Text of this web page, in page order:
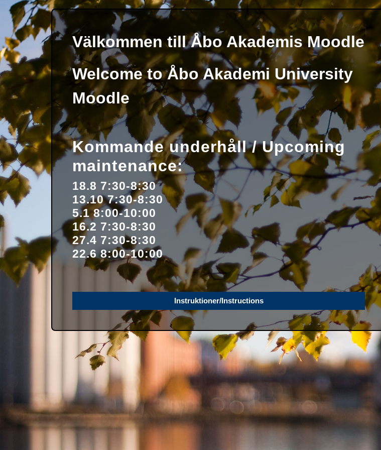
Gå direkt till huvudinnehåll
Välkommen till Åbo Akademis Moodle
Welcome to Åbo Akademi University
Moodle
Kommande underhåll / Upcoming
maintenance:
18.8 7:30-8:30
13.10 7:30-8:30
5.1 8:00-10:00
16.2 7:30-8:30
27.4 7:30-8:30
22.6 8:00-10:00
Instruktioner/Instructions